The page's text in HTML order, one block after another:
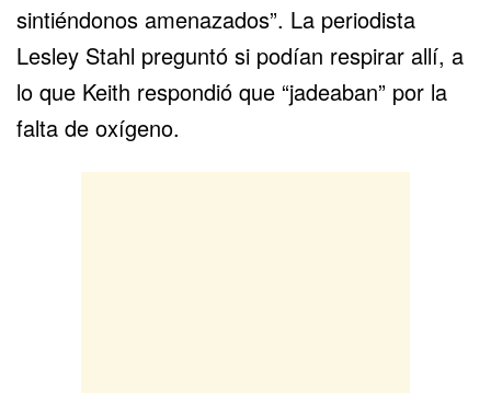
sintiéndonos amenazados”. La periodista
Lesley Stahl preguntó si podían respirar allí, a
lo que Keith respondió que “jadeaban” por la
falta de oxígeno.